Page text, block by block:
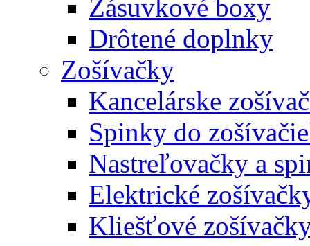
Zásuvkové boxy
Drôtené doplnky
Zošívačky
Kancelárske
Spinky do
Nastreľovačky a
Elektrické
Kliešťové